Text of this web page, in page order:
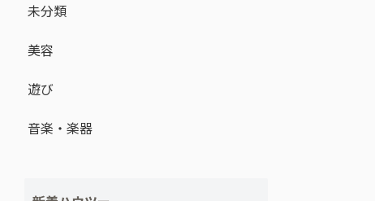
未分類
美容
遊び
音楽・楽器